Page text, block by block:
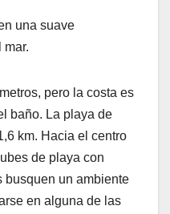
una suave
mar.
pero la costa es
baño. La playa de
km. Hacia el centro
de playa con
busquen un ambiente
en alguna de las